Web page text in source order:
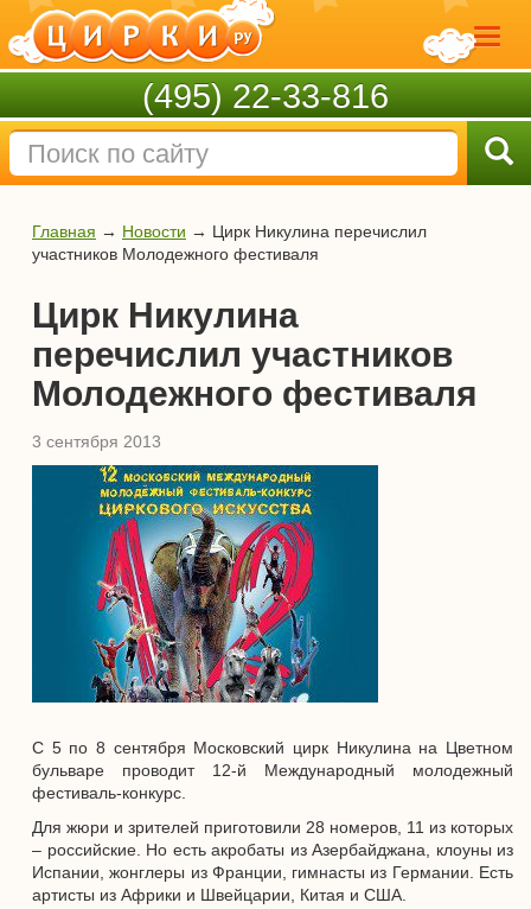
(495) 22-33-816
Главная → Новости → Цирк Никулина перечислил
участников Молодежного фестиваля
Цирк Никулина
перечислил участников
Молодежного фестиваля
3 сентября 2013
С 5 по 8 сентября Московский цирк Никулина на Цветном
бульваре проводит 12-й Международный молодежный
фестиваль-конкурс.
Для жюри и зрителей приготовили 28 номеров, 11 из которых
– российские. Но есть акробаты из Азербайджана, клоуны из
Испании, жонглеры из Франции, гимнасты из Германии. Есть
артисты из Африки и Швейцарии, Китая и США.